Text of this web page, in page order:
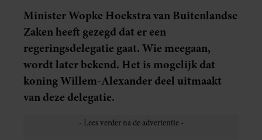
Minister Wopke Hoekstra van Buitenlandse
Zaken heeft gezegd dat er een
regeringsdelegatie gaat. Wie meegaan,
wordt later bekend. Het is mogelijk dat
koning Willem-Alexander deel uitmaakt
van deze delegatie.